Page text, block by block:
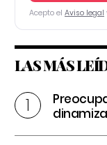
Acepto el Aviso legal
LAS MÁS